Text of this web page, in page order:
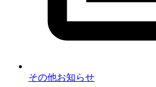
その他お知らせ